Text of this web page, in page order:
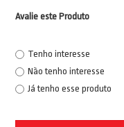
Avalie este Produto
Tenho interesse
Não tenho interesse
Já tenho esse produto